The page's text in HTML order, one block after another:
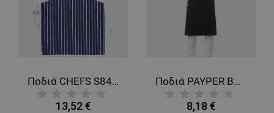
Ποδιά CHEFS S849 BLUE
13,52 €
Ποδιά PAYPER BOUTIQUE BLACK
8,18 €